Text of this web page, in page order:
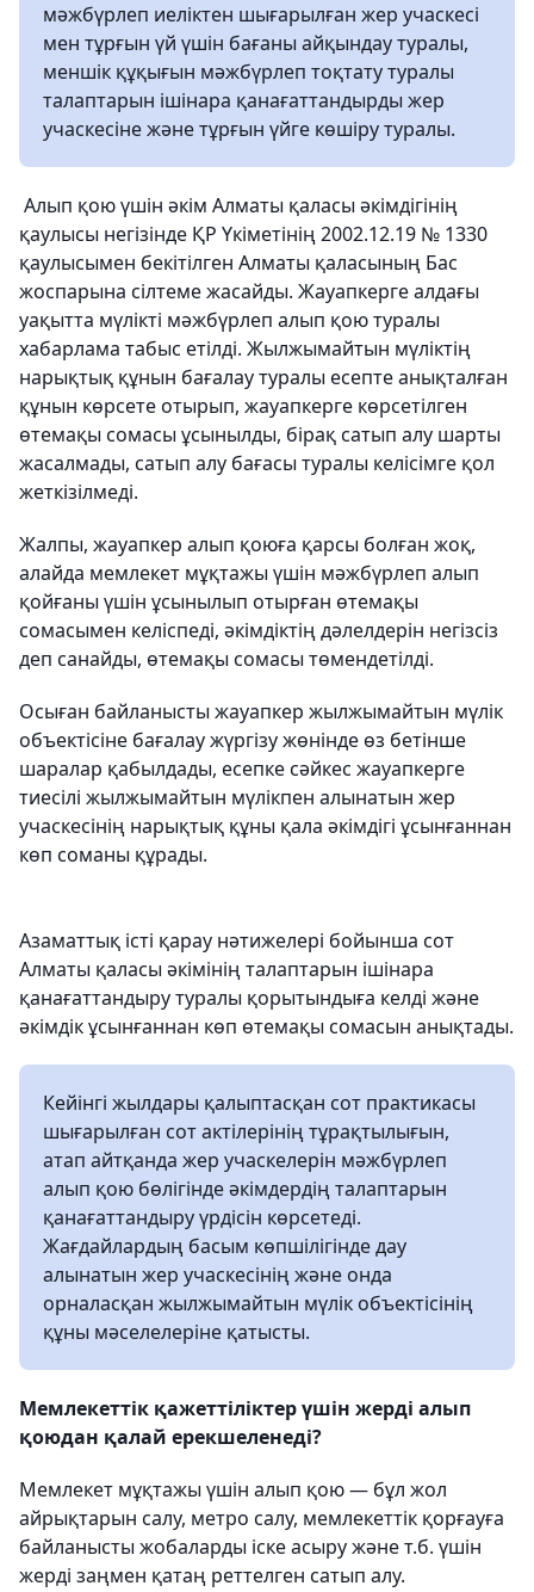
мәжбүрлеп иеліктен шығарылған жер учаскесі
мен тұрғын үй үшін бағаны айқындау туралы,
меншік құқығын мәжбүрлеп тоқтату туралы
талаптарын ішінара қанағаттандырды жер
учаскесіне және тұрғын үйге көшіру туралы.
Алып қою үшін әкім Алматы қаласы әкімдігінің
қаулысы негізінде ҚР Үкіметінің 2002.12.19 № 1330
қаулысымен бекітілген Алматы қаласының Бас
жоспарына сілтеме жасайды. Жауапкерге алдағы
уақытта мүлікті мәжбүрлеп алып қою туралы
хабарлама табыс етілді. Жылжымайтын мүліктің
нарықтық құнын бағалау туралы есепте анықталған
құнын көрсете отырып, жауапкерге көрсетілген
өтемақы сомасы ұсынылды, бірақ сатып алу шарты
жасалмады, сатып алу бағасы туралы келісімге қол
жеткізілмеді.
Жалпы, жауапкер алып қоюға қарсы болған жоқ,
алайда мемлекет мұқтажы үшін мәжбүрлеп алып
қойғаны үшін ұсынылып отырған өтемақы
сомасымен келіспеді, әкімдіктің дәлелдерін негізсіз
деп санайды, өтемақы сомасы төмендетілді.
Осыған байланысты жауапкер жылжымайтын мүлік
объектісіне бағалау жүргізу жөнінде өз бетінше
шаралар қабылдады, есепке сәйкес жауапкерге
тиесілі жылжымайтын мүлікпен алынатын жер
учаскесінің нарықтық құны қала әкімдігі ұсынғаннан
көп соманы құрады.
Азаматтық істі қарау нәтижелері бойынша сот
Алматы қаласы әкімінің талаптарын ішінара
қанағаттандыру туралы қорытындыға келді және
әкімдік ұсынғаннан көп өтемақы сомасын анықтады.
Кейінгі жылдары қалыптасқан сот практикасы
шығарылған сот актілерінің тұрақтылығын,
атап айтқанда жер учаскелерін мәжбүрлеп
алып қою бөлігінде әкімдердің талаптарын
қанағаттандыру үрдісін көрсетеді.
Жағдайлардың басым көпшілігінде дау
алынатын жер учаскесінің және онда
орналасқан жылжымайтын мүлік объектісінің
құны мәселелеріне қатысты.
Мемлекеттік қажеттіліктер үшін жерді алып
қоюдан қалай ерекшеленеді?
Мемлекет мұқтажы үшін алып қою — бұл жол
айрықтарын салу, метро салу, мемлекеттік қорғауға
байланысты жобаларды іске асыру және т.б. үшін
жерді заңмен қатаң реттелген сатып алу.